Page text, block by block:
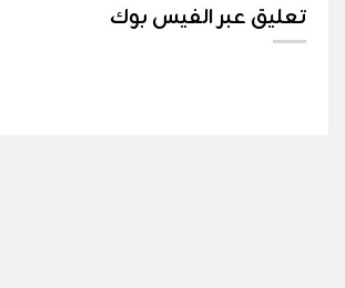
تعليق عبر الفيس بوك